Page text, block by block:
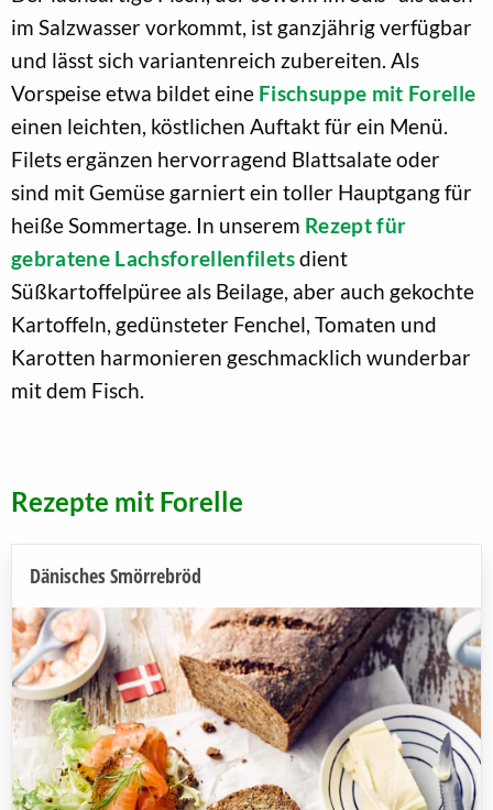
im Salzwasser vorkommt, ist ganzjährig verfügbar
und lässt sich variantenreich zubereiten. Als
Vorspeise etwa bildet eine Fischsuppe mit Forelle
einen leichten, köstlichen Auftakt für ein Menü.
Filets ergänzen hervorragend Blattsalate oder
sind mit Gemüse garniert ein toller Hauptgang für
heiße Sommertage. In unserem Rezept für
gebratene Lachsforellenfiletsdient
Süßkartoffelpüree als Beilage, aber auch gekochte
Kartoffeln, gedünsteter Fenchel, Tomaten und
Karotten harmonieren geschmacklich wunderbar
mit dem Fisch.
Rezepte mit Forelle
Dänisches Smörrebröd